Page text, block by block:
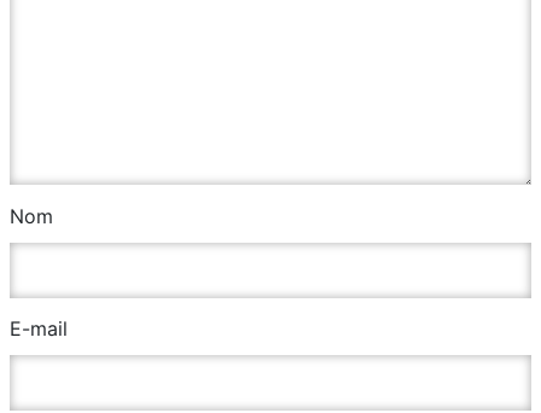
Nom
E-mail